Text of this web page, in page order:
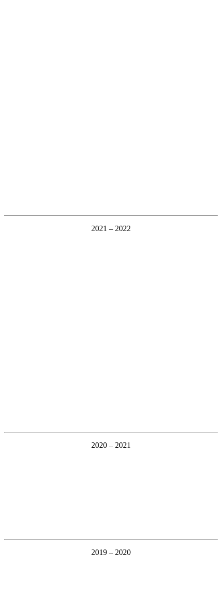
2021 – 2022
2020 – 2021
2019 – 2020